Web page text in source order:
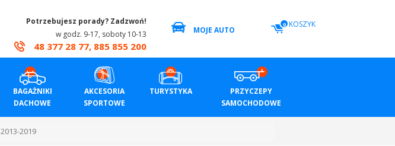
Potrzebujesz porady? Zadzwoń!
w godz. 9-17, soboty 10-13
48 377 28 77, 885 855 200
MOJE AUTO
0 KOSZYK
BAGAŻNIKI
DACHOWE
AKCESORIA
SPORTOWE
TURYSTYKA
PRZYCZEPY
SAMOCHODOWE
2013-2019